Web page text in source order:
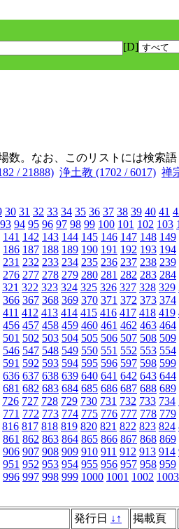
[D]
数。なお、このリストには検索
/ 21888) 浄土教 (1702 / 6017) 禅
30 31 32 33 34 35 36 37 38 39 40 41
93 94 95 96 97 98 99 100 101 102 103
141 142 143 144 145 146 147 148 149
186 187 188 189 190 191 192 193 194
231 232 233 234 235 236 237 238 239
276 277 278 279 280 281 282 283 284
321 322 323 324 325 326 327 328 329
366 367 368 369 370 371 372 373 374
411 412 413 414 415 416 417 418 419
456 457 458 459 460 461 462 463 464
501 502 503 504 505 506 507 508 509
546 547 548 549 550 551 552 553 554
591 592 593 594 595 596 597 598 599
636 637 638 639 640 641 642 643 644
681 682 683 684 685 686 687 688 689
726 727 728 729 730 731 732 733 734
771 772 773 774 775 776 777 778 779
816 817 818 819 820 821 822 823 824
861 862 863 864 865 866 867 868 869
906 907 908 909 910 911 912 913 914
951 952 953 954 955 956 957 958 959
996 997 998 999 1000 1001 1002 1003
発行日 ↓ ↑ 掲載頁